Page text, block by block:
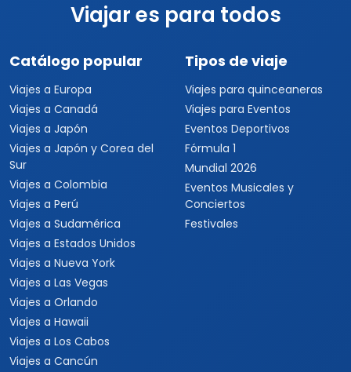
Viajar es para todos
Catálogo popular
Viajes a Europa
Viajes a Canadá
Viajes a Japón
Viajes a Japón y Corea del
Sur
Viajes a Colombia
Viajes a Perú
Viajes a Sudamérica
Viajes a Estados Unidos
Viajes a Nueva York
Viajes a Las Vegas
Viajes a Orlando
Viajes a Hawaii
Viajes a Los Cabos
Viajes a Cancún
Tipos de viaje
Viajes para quinceaneras
Viajes para Eventos
Eventos Deportivos
Fórmula 1
Mundial 2026
Eventos Musicales y
Conciertos
Festivales